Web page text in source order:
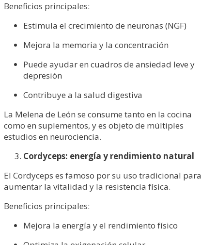
Beneficios principales:
Estimula el crecimiento de neuronas (NGF)
Mejora la memoria y la concentración
Puede ayudar en cuadros de ansiedad leve y
depresión
Contribuye a la salud digestiva
La Melena de León se consume tanto en la cocina
como en suplementos, y es objeto de múltiples
estudios en neurociencia.
Cordyceps: energía y rendimiento natural
El Cordyceps es famoso por su uso tradicional para
aumentar la vitalidad y la resistencia física.
Beneficios principales:
Mejora la energía y el rendimiento físico